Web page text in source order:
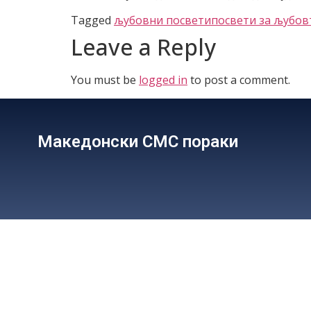
Tagged љубовни посветипосвети за
Leave a Reply
You must be logged in to post a comment.
Македонски СМС пораки